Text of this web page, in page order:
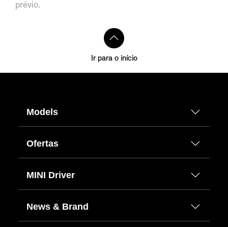
prévio.
Ir para o início
Models
Ofertas
MINI Driver
News & Brand